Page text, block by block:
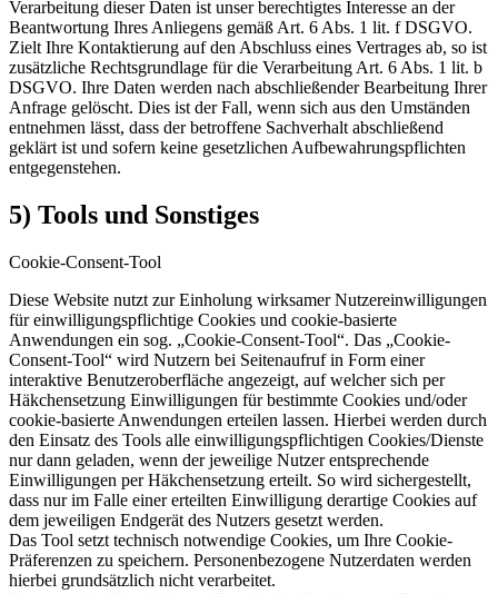
Verarbeitung dieser Daten ist unser berechtigtes Interesse an der
Beantwortung Ihres Anliegens gemäß Art. 6 Abs. 1 lit. f DSGVO.
Zielt Ihre Kontaktierung auf den Abschluss eines Vertrages ab, so ist
zusätzliche Rechtsgrundlage für die Verarbeitung Art. 6 Abs. 1 lit. b
DSGVO. Ihre Daten werden nach abschließender Bearbeitung Ihrer
Anfrage gelöscht. Dies ist der Fall, wenn sich aus den Umständen
entnehmen lässt, dass der betroffene Sachverhalt abschließend
geklärt ist und sofern keine gesetzlichen Aufbewahrungspflichten
entgegenstehen.
5) Tools und Sonstiges
Cookie-Consent-Tool
Diese Website nutzt zur Einholung wirksamer Nutzereinwilligungen
für einwilligungspflichtige Cookies und cookie-basierte
Anwendungen ein sog. „Cookie-Consent-Tool“. Das „Cookie-
Consent-Tool“ wird Nutzern bei Seitenaufruf in Form einer
interaktive Benutzeroberfläche angezeigt, auf welcher sich per
Häkchensetzung Einwilligungen für bestimmte Cookies und/oder
cookie-basierte Anwendungen erteilen lassen. Hierbei werden durch
den Einsatz des Tools alle einwilligungspflichtigen Cookies/Dienste
nur dann geladen, wenn der jeweilige Nutzer entsprechende
Einwilligungen per Häkchensetzung erteilt. So wird sichergestellt,
dass nur im Falle einer erteilten Einwilligung derartige Cookies auf
dem jeweiligen Endgerät des Nutzers gesetzt werden.
Das Tool setzt technisch notwendige Cookies, um Ihre Cookie-
Präferenzen zu speichern. Personenbezogene Nutzerdaten werden
hierbei grundsätzlich nicht verarbeitet.